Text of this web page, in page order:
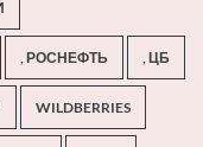
, РОСНЕФТЬ , ЦБ
WILDBERRIES